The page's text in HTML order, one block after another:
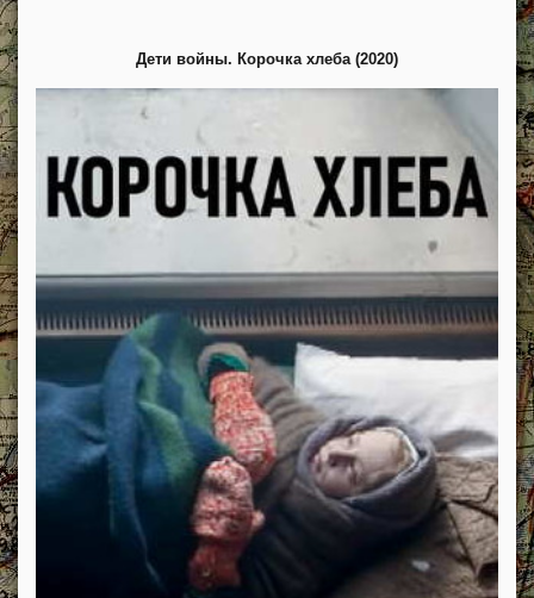
Дети войны. Корочка хлеба (2020)